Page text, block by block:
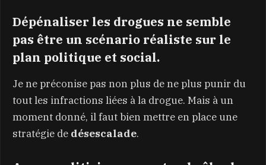
Dépénaliser les drogues ne semble
pas être un scénario réaliste sur le
plan politique et social.
Je ne préconise pas non plus de ne plus punir du
tout les infractions liées à la drogue. Mais à un
moment donné, il faut bien mettre en place une
stratégie de désescalade.